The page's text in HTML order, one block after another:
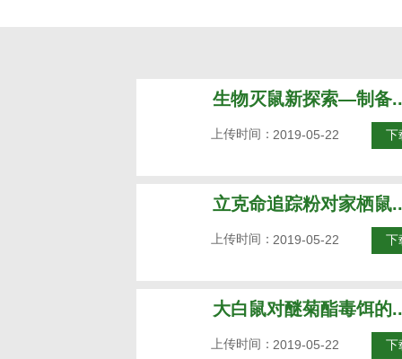
生物灭鼠新探索—制备
2019-05-22
上传时间： 下
立克命追踪粉对家栖鼠
2019-05-22
上传时间： 下
大白鼠对醚菊酯毒饵的
2019-05-22
上传时间： 下